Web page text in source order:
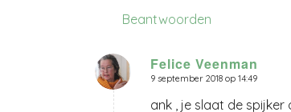
Beantwoorden
Felice Veenman
zegt:
9 september 2018 op 14:49
ank , je slaat de spijker